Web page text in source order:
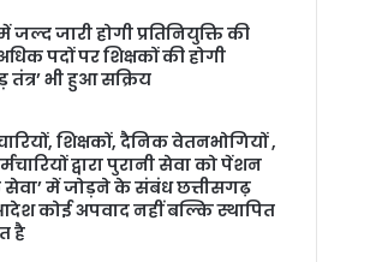
जल्द जारी होगी प्रतिनियुक्ति की
पदों पर शिक्षकों की होगी
तंत्र’ भी हुआ सक्रिय
शिक्षकों, दैनिक वेतनभोगियों ,
द्वारा पुरानी सेवा को पेंशन
सेवा’ में जोड़ने के संबंध छत्तीसगढ़
कोई अपवाद नहीं बल्कि स्थापित
है